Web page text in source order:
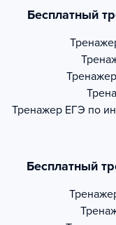
Бесплатный
Тренажер
Тренажер ЕГЭ по
Бесплатный